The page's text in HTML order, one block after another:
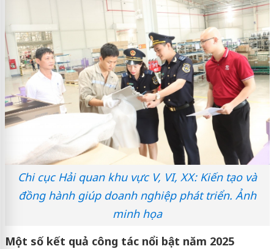
Chi cục Hải quan khu vực V, VI, XX: Kiến tạo và
đồng hành giúp doanh nghiệp phát triển. Ảnh
minh họa
Một số kết quả công tác nổi bật năm 2025